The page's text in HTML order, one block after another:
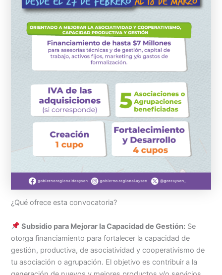
¿Qué ofrece esta convocatoria?
Subsidio para Mejorar la Capacidad de Gestión: Se
otorga financiamiento para fortalecer la capacidad de
gestión, productiva, de asociatividad y cooperativismo de
tu asociación o agrupación. El objetivo es contribuir a la